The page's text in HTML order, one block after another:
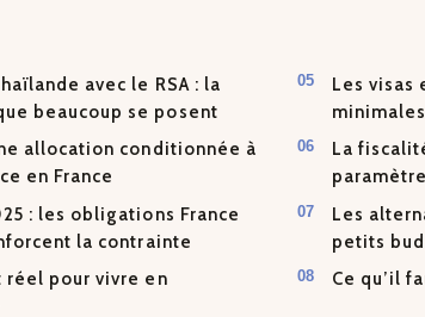
avec le RSA : la
beaucoup se posent
allocation conditionnée à
en France
: les obligations France
la contrainte
réel pour vivre en
Les visas
minimales
La
Les
petits
Ce qu’il